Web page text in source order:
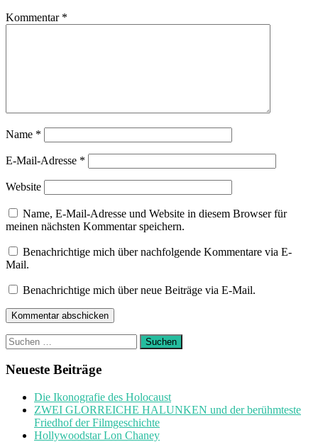
Kommentar *
Name *
E-Mail-Adresse *
Website
Name, E-Mail-Adresse und Website in diesem Browser für
meinen nächsten Kommentar speichern.
Benachrichtige mich über nachfolgende Kommentare via E-
Mail.
Benachrichtige mich über neue Beiträge via E-Mail.
Suchen
nach:
Neueste Beiträge
Die Ikonografie des Holocaust
ZWEI GLORREICHE HALUNKEN und der berühmteste
Friedhof der Filmgeschichte
Hollywoodstar Lon Chaney